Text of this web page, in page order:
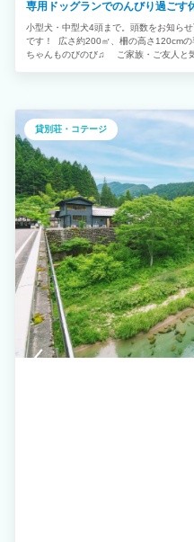
専用ドッグランでのんびり過ご
小型犬・中型犬4頭まで。頭数をお知ら
です！ 広さ約200㎡、柵の高さ120cm
ちゃんものびのび♫ ご家族・ご友人と
貸別荘・コテージ